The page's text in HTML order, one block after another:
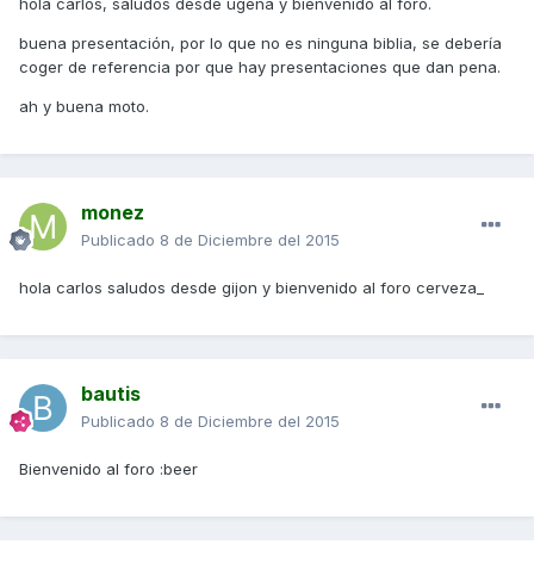
hola carlos, saludos desde ugena y bienvenido al foro.
buena presentación, por lo que no es ninguna biblia, se debería
coger de referencia por que hay presentaciones que dan pena.
ah y buena moto.
monez
Publicado 8 de Diciembre del 2015
hola carlos saludos desde gijon y bienvenido al foro cerveza_
bautis
Publicado 8 de Diciembre del 2015
Bienvenido al foro :beer